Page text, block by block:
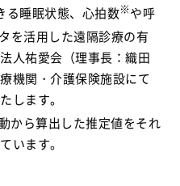
る睡眠状態、心拍数※や呼
を活用した遠隔診療の有
人祐愛会（理事長：織田
機関・介護保険施設にて
します。
から算出した推定値をそれ
います。